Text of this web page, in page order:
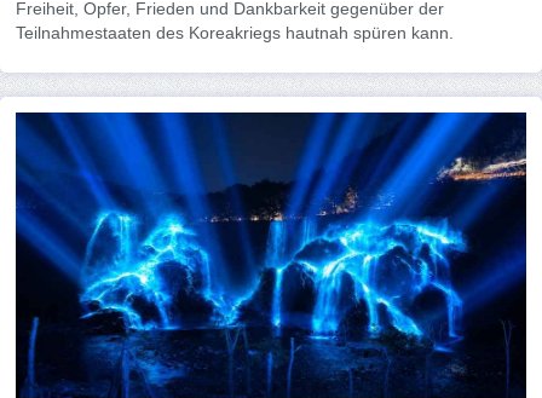
Freiheit, Opfer, Frieden und Dankbarkeit gegenüber der
Teilnahmestaaten des Koreakriegs hautnah spüren kann.